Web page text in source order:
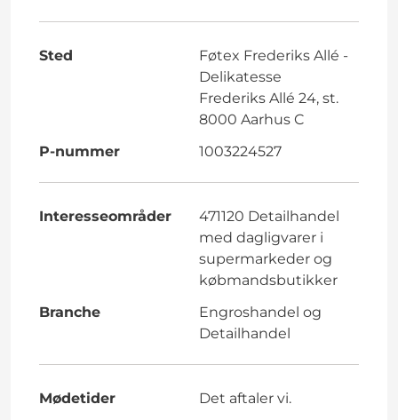
Sted
Føtex Frederiks Allé -
Delikatesse
Frederiks Allé 24, st.
8000 Aarhus C
P-nummer
1003224527
Interesseområder
471120 Detailhandel
med dagligvarer i
supermarkeder og
købmandsbutikker
Branche
Engroshandel og
Detailhandel
Mødetider
Det aftaler vi.